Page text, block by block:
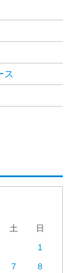
ス
土
日
1
7
8